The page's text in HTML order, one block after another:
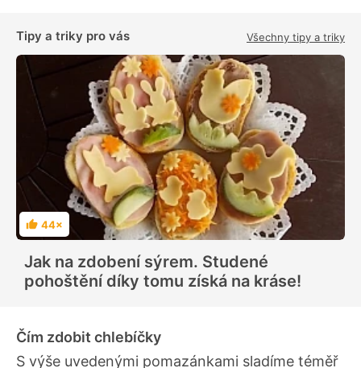
Tipy a triky pro vás Všechny tipy a triky
H
o
n
o
c
e
44×
Jak na zdobení sýrem. Studené
pohoštění díky tomu získá na kráse!
Čím zdobit chlebíčky
S výše uvedenými pomazánkami sladíme téměř